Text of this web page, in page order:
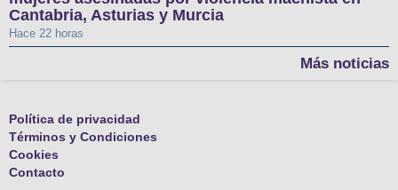
Cantabria, Asturias y Murcia
Hace 22 horas
Más noticias
Política de privacidad
Términos y Condiciones
Cookies
Contacto